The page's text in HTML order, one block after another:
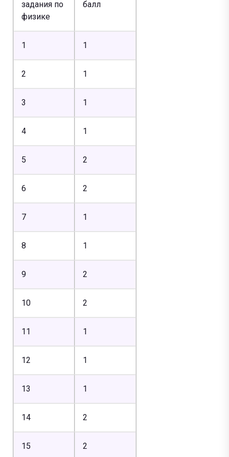
задания по
физике
балл
1 1
2 1
3 1
4 1
5 2
6 2
7 1
8 1
9 2
10 2
11 1
12 1
13 1
14 2
15 2